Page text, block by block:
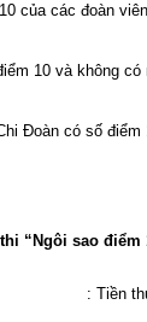
của các đoàn
10 và không có
Đoàn có số
“Ngôi sao điểm
: Tiền